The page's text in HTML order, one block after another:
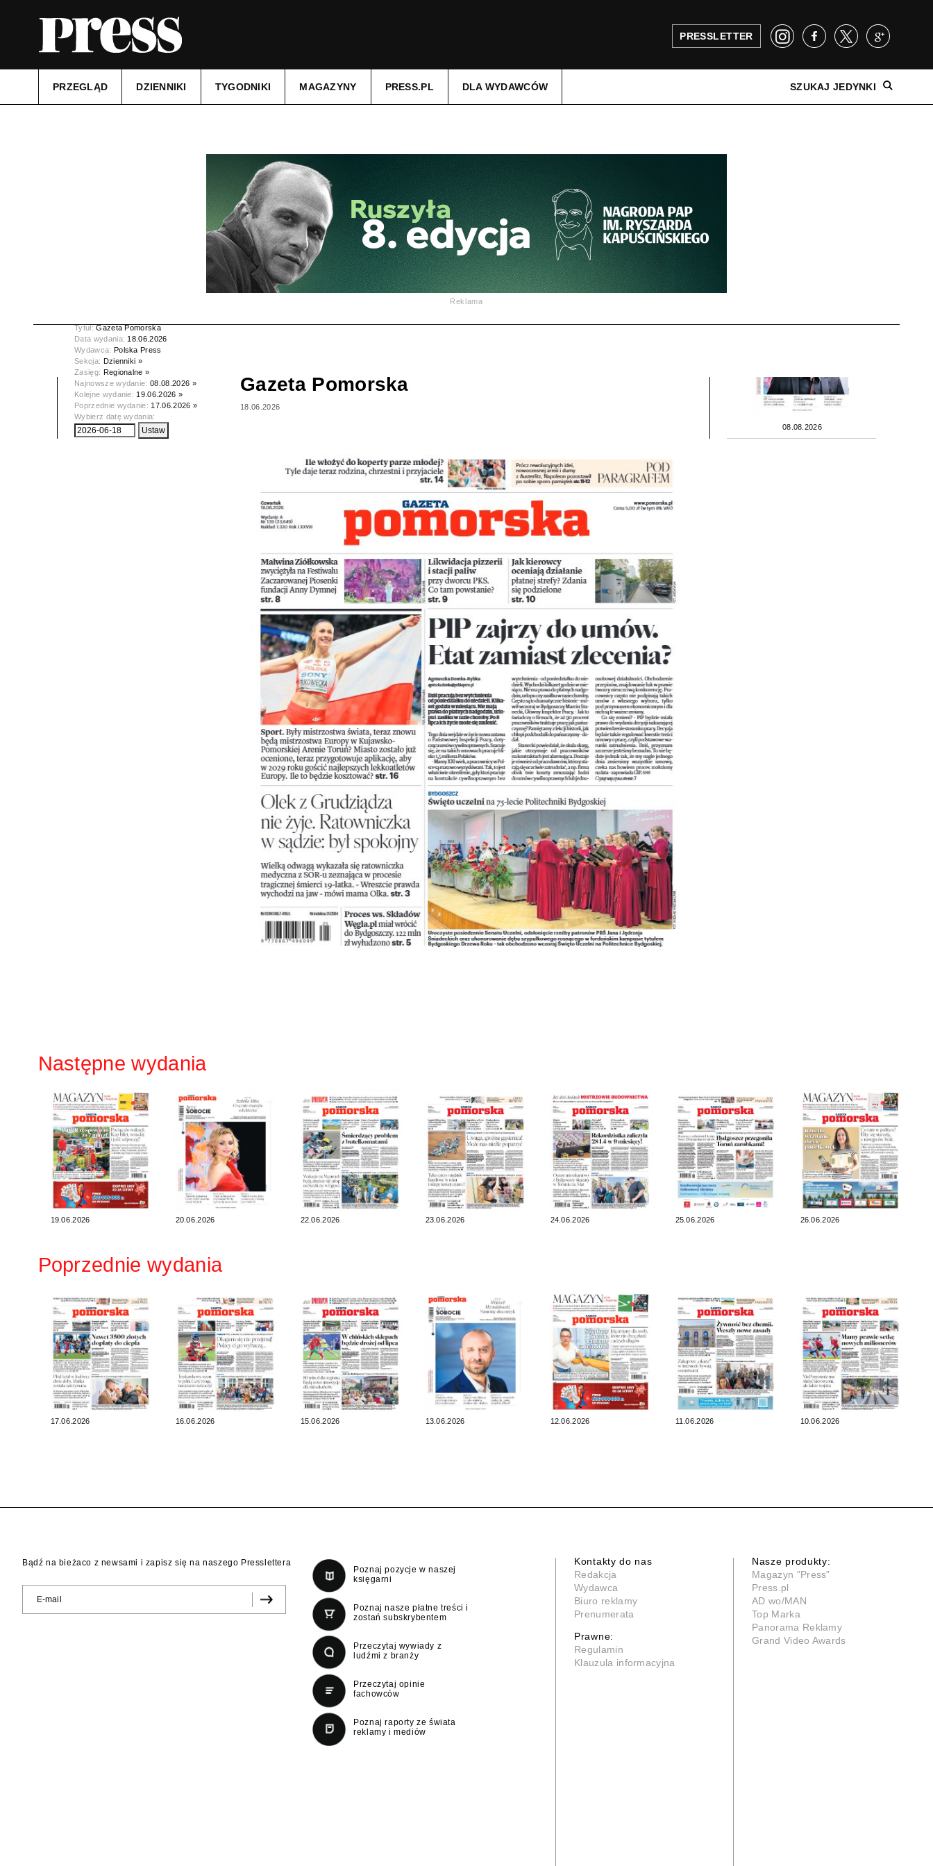
PRESSLETTER
PRZEGLĄD DZIENNIKI TYGODNIKI MAGAZYNY PRESS.PL DLA WYDAWCÓW SZUKAJ JEDYNKI
Reklama
Tytuł:Gazeta Pomorska
Data wydania: 18.06.2026
Wydawca: Polska Press
Sekcja: Dzienniki »
Zasięg: Regionalne »
Najnowsze wydanie:08.08.2026 »
Kolejne wydanie: 19.06.2026 »
Poprzednie wydanie: 17.06.2026 »
Wybierz datę wydania:
Gazeta Pomorska
18.06.2026
08.08.2026
Następne wydania
19.06.2026 20.06.2026 22.06.2026 23.06.2026 24.06.2026 25.06.2026 26.06.2026
Poprzednie wydania
17.06.2026 16.06.2026 15.06.2026 13.06.2026 12.06.2026 11.06.2026 10.06.2026
Bądź na bieżaco z newsami i zapisz się na naszego Presslettera
Poznaj pozycje w naszej
księgarni
Poznaj nasze płatne treści i
zostań subskrybentem
Przeczytaj wywiady z
ludźmi z branży
Przeczytaj opinie
fachowców
Poznaj raporty ze świata
reklamy i mediów
Kontakty do nas
Redakcja
Wydawca
Biuro reklamy
Prenumerata
Prawne:
Regulamin
Klauzula informacyjna
Nasze produkty:
Magazyn "Press"
Press.pl
AD wo/MAN
Top Marka
Panorama Reklamy
Grand Video Awards